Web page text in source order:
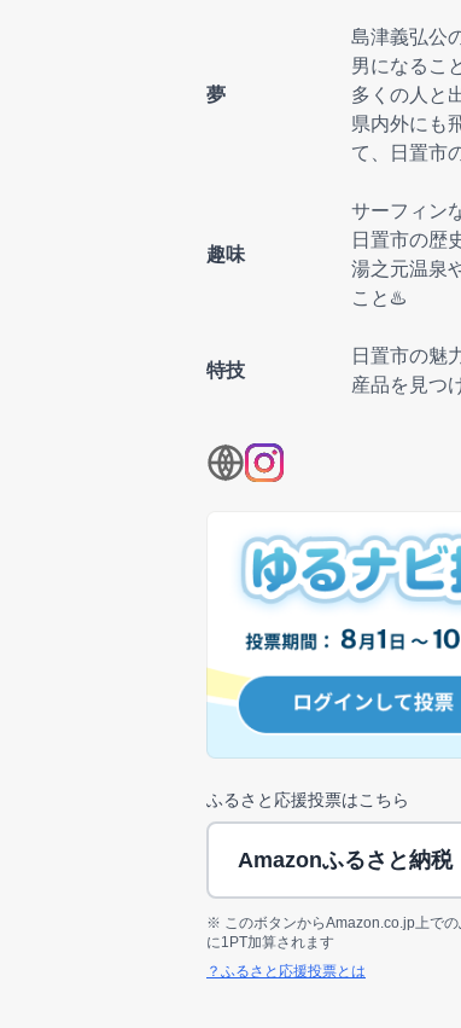
夢
島津義弘公
男になるこ
多くの人と
県内外にも
て、日置市
趣味
サーフィン
日置市の歴
湯之元温泉
こと♨️
特技
日置市の魅
産品を見つ
ふるさと応援投票はこちら
Amazonふるさと納税
※ このボタンからAmazon.co.jp上で
に1PT加算されます
？ふるさと応援投票とは